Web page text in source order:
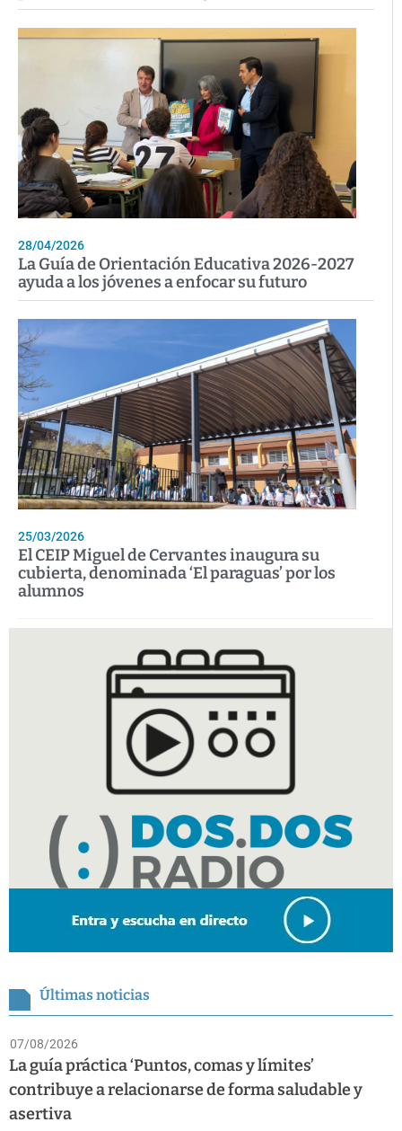
28/04/2026
La Guía de Orientación Educativa 2026-2027
ayuda a los jóvenes a enfocar su futuro
25/03/2026
El CEIP Miguel de Cervantes inaugura su
cubierta, denominada ‘El paraguas’ por los
alumnos
Últimas noticias
07/08/2026
La guía práctica ‘Puntos, comas y límites’
contribuye a relacionarse de forma saludable y
asertiva